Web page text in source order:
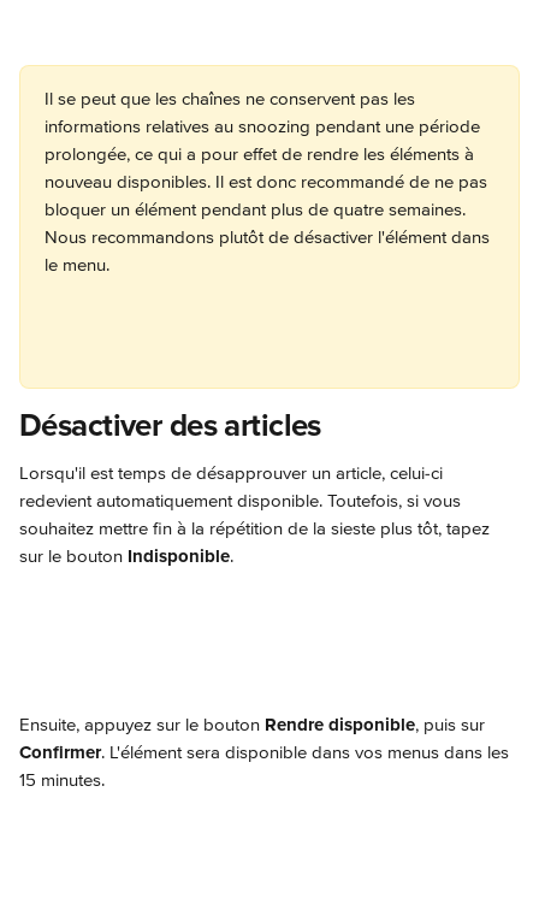
Il se peut que les chaînes ne conservent pas les
informations relatives au snoozing pendant une période
prolongée, ce qui a pour effet de rendre les éléments à
nouveau disponibles. Il est donc recommandé de ne pas
bloquer un élément pendant plus de quatre semaines.
Nous recommandons plutôt de désactiver l'élément dans
le menu.
Désactiver des articles
Lorsqu'il est temps de désapprouver un article, celui-ci
redevient automatiquement disponible. Toutefois, si vous
souhaitez mettre fin à la répétition de la sieste plus tôt, tapez
sur le bouton Indisponible.
Ensuite, appuyez sur le bouton Rendre disponible, puis sur
Confirmer. L'élément sera disponible dans vos menus dans les
15 minutes.